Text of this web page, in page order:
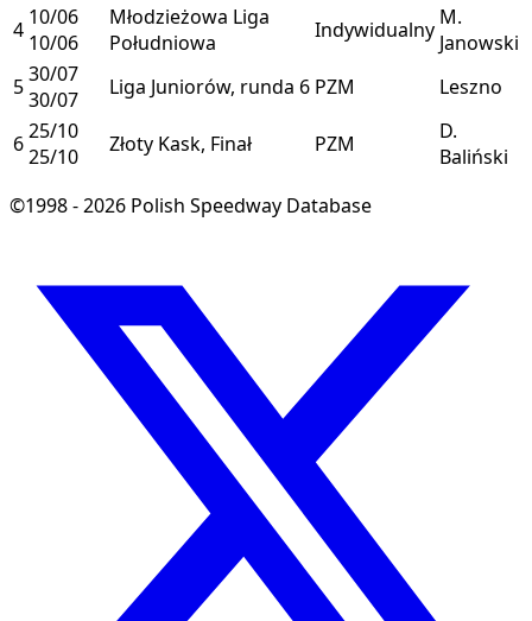
4 10/06
10/06
Młodzieżowa Liga
Południowa
Indywidualny M.
Janowski
530/07
30/07
Liga Juniorów, runda 6 PZM Leszno
625/10
25/10
Złoty Kask, Finał PZM
D.
Baliński
©1998 - 2026 Polish Speedway Database